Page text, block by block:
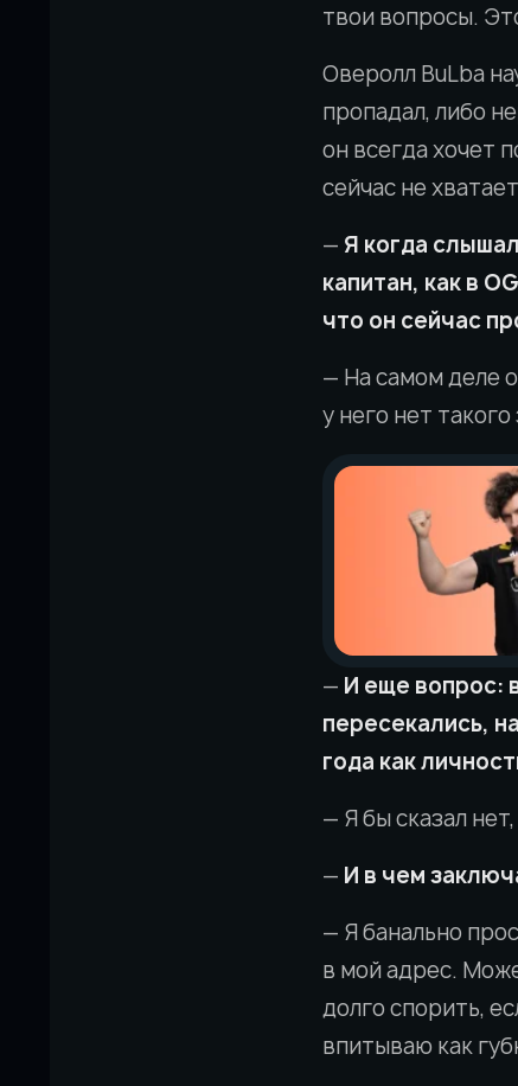
твои вопросы.
Оверолл BuLba
пропадал, либо
он всегда хочет
сейчас не
— Я когда
капитан, как в
что он сейчас
— На самом деле
у него нет
— И еще вопрос:
пересекались,
года как
— Я бы сказал
— И в чем
— Я банально
в мой адрес.
долго спорить,
впитываю как